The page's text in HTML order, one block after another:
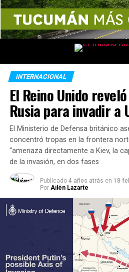
INTERNACIONAL
El Reino Unido
Rusia para invadir a
El Ministerio de Defensa británico
concentró tropas en la frontera
“amenaza directamente a Kiev, la
de la invasión, en dos fases
Publicado 4 años atrás en 18
Por Ailén Lazarte